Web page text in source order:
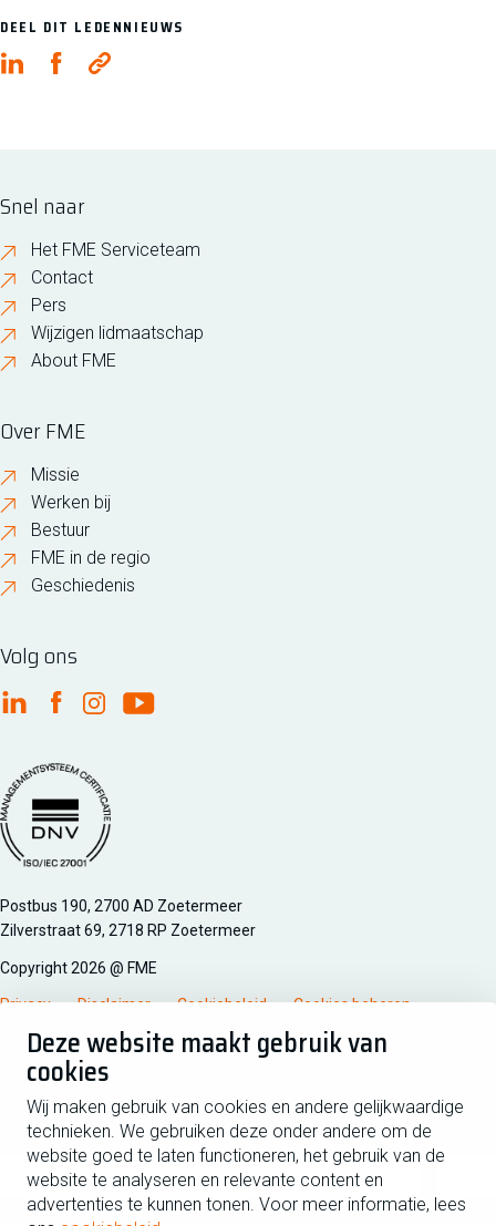
Deze website maakt gebruik van
cookies
Wij maken gebruik van cookies en andere gelijkwaardige
technieken. We gebruiken deze onder andere om de
website goed te laten functioneren, het gebruik van de
website te analyseren en relevante content en
advertenties te kunnen tonen. Voor meer informatie, lees
DEEL DIT LEDENNIEUWS
Snel naar
Het FME Serviceteam
Contact
Pers
Wijzigen lidmaatschap
About FME
Over FME
Missie
Werken bij
Bestuur
FME in de regio
Geschiedenis
Volg ons
FME Linkedin
FME Facebook
FME Instagram
FME Youtube
Managementsyteem certificatie DNV iso/iec 27001
Postbus 190, 2700 AD Zoetermeer
Zilverstraat 69, 2718 RP Zoetermeer
Copyright 2026 @ FME
Privacy Disclaimer Cookiebeleid Cookies beheren
Schrijf je in voor de nieuwsbrief
Voornaam
Achternaam